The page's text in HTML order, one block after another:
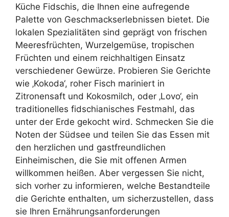
Küche Fidschis, die Ihnen eine aufregende
Palette von Geschmackserlebnissen bietet. Die
lokalen Spezialitäten sind geprägt von frischen
Meeresfrüchten, Wurzelgemüse, tropischen
Früchten und einem reichhaltigen Einsatz
verschiedener Gewürze. Probieren Sie Gerichte
wie ‚Kokoda‘, roher Fisch mariniert in
Zitronensaft und Kokosmilch, oder ‚Lovo‘, ein
traditionelles fidschianisches Festmahl, das
unter der Erde gekocht wird. Schmecken Sie die
Noten der Südsee und teilen Sie das Essen mit
den herzlichen und gastfreundlichen
Einheimischen, die Sie mit offenen Armen
willkommen heißen. Aber vergessen Sie nicht,
sich vorher zu informieren, welche Bestandteile
die Gerichte enthalten, um sicherzustellen, dass
sie Ihren Ernährungsanforderungen